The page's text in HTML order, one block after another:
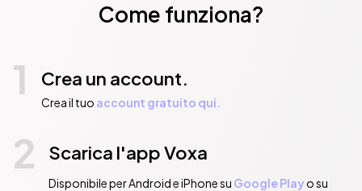
Come funziona?
1 Crea un account.
Crea il tuo account gratuito qui.
2 Scarica l'app Voxa
Disponibile per Android e iPhone su Google Playo su